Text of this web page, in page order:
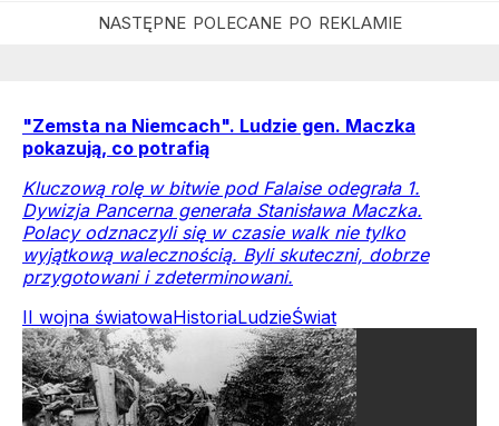
"Zemsta na Niemcach". Ludzie gen. Maczka
pokazują, co potrafią
Kluczową rolę w bitwie pod Falaise odegrała 1.
Dywizja Pancerna generała Stanisława Maczka.
Polacy odznaczyli się w czasie walk nie tylko
wyjątkową walecznością. Byli skuteczni, dobrze
przygotowani i zdeterminowani.
II wojna światowaHistoriaLudzieŚwiat